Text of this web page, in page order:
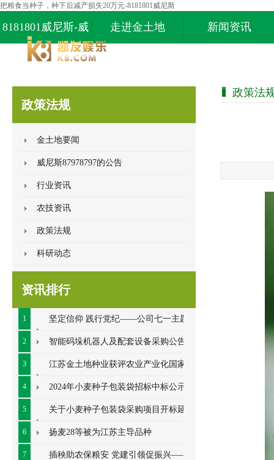
把粮食当种子，种下后减产损失20万元-8181801威尼斯
8181801威尼斯-威
尼斯87978797
走进金土地 新闻资讯
政策法规
金土地要闻
威尼斯87978797的公告
行业资讯
农技资讯
政策法规
科研动态
资讯排行
1 坚定信仰 践行党纪——公司七一主题党
日系列活动顺利开展
2 智能码垛机器人及配套设备采购公告
3 江苏金土地种业获评农业产业化国家重
点龙头企业
4 2024年小麦种子包装袋招标中标公示
5 关于小麦种子包装袋采购项目开标延期
的公告
6 扬麦28等被为江苏主导品种
7 插秧助农保粮安 党建引领促振兴——七
政策法